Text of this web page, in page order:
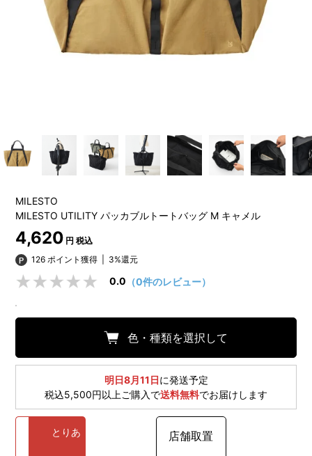
MILESTO
MILESTO UTILITY パッカブルトートバッグ M キャメル
4,620 円 税込
126 ポイント獲得
3%還元
0.0 （0件のレビュー）
色・種類を選択して
明日8月11日に発送予定
税込5,500円以上ご購入で送料無料でお届けします
とりあ 店舗取置